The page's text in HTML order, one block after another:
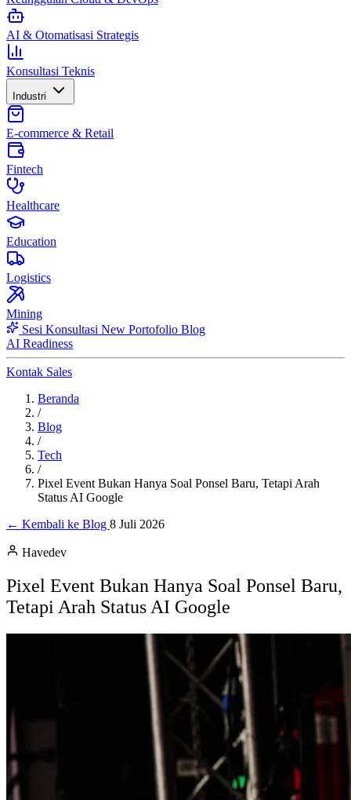
AI & Otomatisasi Strategis
Konsultasi Teknis
Industri
E-commerce & Retail
Fintech
Healthcare
Education
Logistics
Mining
Sesi Konsultasi New Portofolio Blog
AI Readiness
Kontak Sales
Beranda
/
Blog
/
Tech
/
Pixel Event Bukan Hanya Soal Ponsel Baru, Tetapi Arah
Status AI Google
← Kembali ke Blog 8 Juli 2026
Havedev
Pixel Event Bukan Hanya Soal Ponsel Baru,
Tetapi Arah Status AI Google